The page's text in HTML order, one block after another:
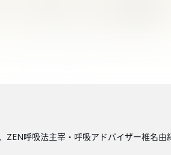
呼吸法主宰・呼吸アドバイザー椎名由